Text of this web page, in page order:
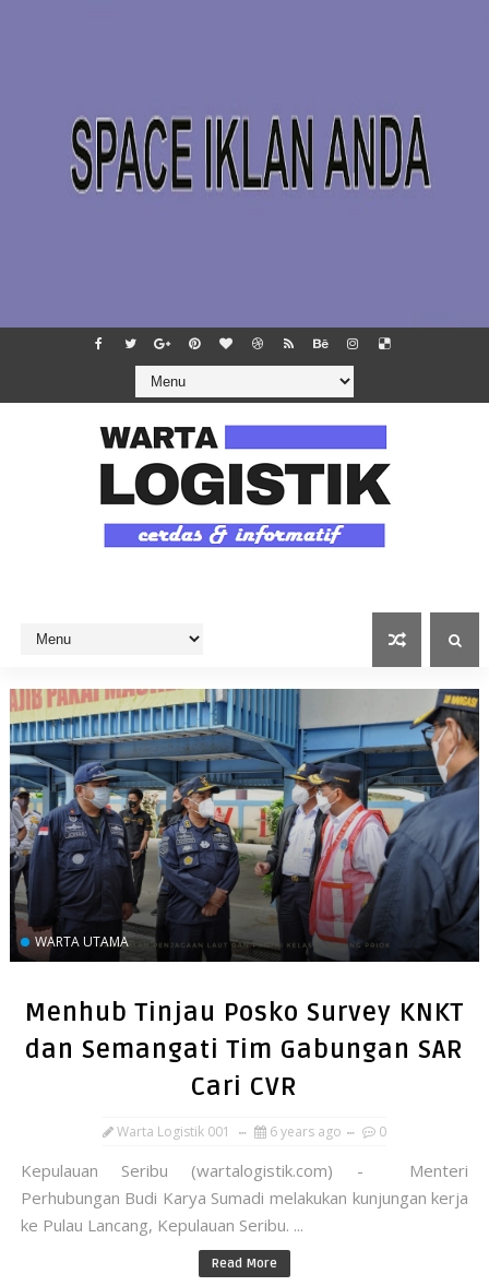
WARTA UTAMA
Menhub Tinjau Posko Survey KNKT
dan Semangati Tim Gabungan SAR
Cari CVR
Warta Logistik 001 6 years ago 0
Kepulauan Seribu (wartalogistik.com) - Menteri
Perhubungan Budi Karya Sumadi melakukan kunjungan kerja
ke Pulau Lancang, Kepulauan Seribu. ...
Read More